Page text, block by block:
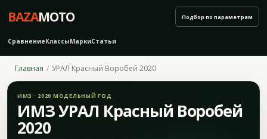
BAZAMOTO
СравнениеКлассыМаркиСтатьи
Подбор по параметрам
Главная УРАЛ Красный Воробей 2020
ИМЗ · 2020 МОДЕЛЬНЫЙ ГОД
ИМЗ УРАЛ Красный Воробей
2020